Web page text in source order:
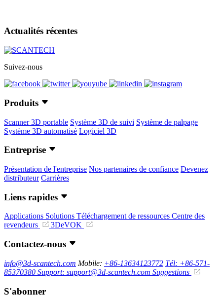
Actualités récentes
Suivez-nous
Produits
Scanner 3D portable Système 3D de suivi Système de palpage
Système 3D automatisé Logiciel 3D
Entreprise
Présentation de l'entreprise Nos partenaires de confiance Devenez
distributeur Carrières
Liens rapides
Applications Solutions Téléchargement de ressources Centre des
revendeurs
3DeVOK
Contactez-nous
info@3d-scantech.com Mobile: +86-13634123772 Tél: +86-571-
85370380 Support: support@3d-scantech.com Suggestions
S'abonner